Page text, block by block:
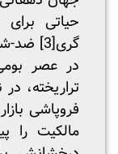
حیاتی برای
گری[3]
ضد-
در عصر
تراریخته،
فروپاشی
مالکیت را